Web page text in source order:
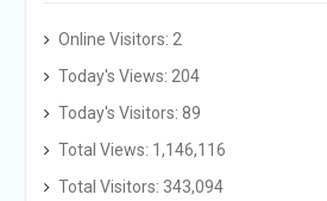
Online Visitors: 2
Today's Views: 204
Today's Visitors: 89
Total Views: 1,146,116
Total Visitors: 343,094